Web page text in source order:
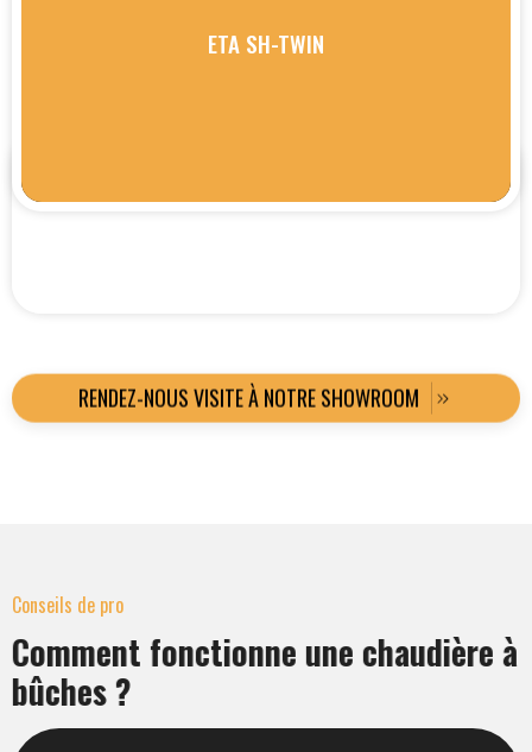
ETA SH-TWIN
RENDEZ-NOUS VISITE À NOTRE SHOWROOM
Conseils de pro
Comment fonctionne une chaudière à
bûches ?